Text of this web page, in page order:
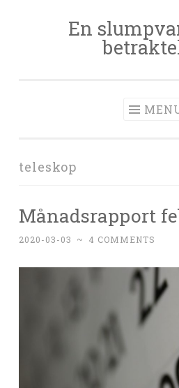
En
teleskop
Månadsrapport
2020-03-03 ~ 4 COMMENTS